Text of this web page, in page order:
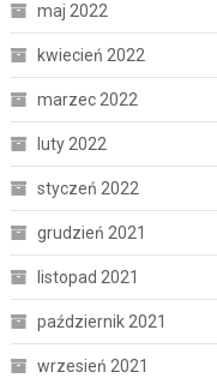
maj 2022
kwiecień 2022
marzec 2022
luty 2022
styczeń 2022
grudzień 2021
listopad 2021
październik 2021
wrzesień 2021